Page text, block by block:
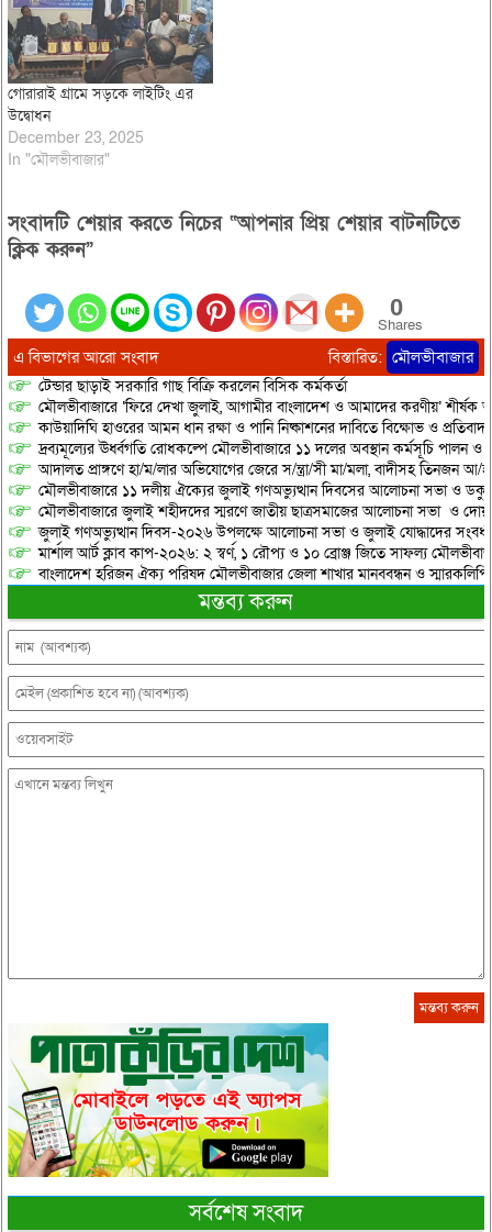
গোরারাই গ্রামে সড়কে লাইটিং এর
উদ্বোধন
December 23, 2025
In "মৌলভীবাজার"
সংবাদটি শেয়ার করতে নিচের “আপনার প্রিয় শেয়ার বাটনটিতে
ক্লিক করুন”
0
Shares
এ বিভাগের আরো সংবাদ বিস্তারিত: মৌলভীবাজার
টেন্ডার ছাড়াই সরকারি গাছ বিক্রি করলেন বিসিক কর্মকর্তা
মৌলভীবাজারে ‘ফিরে দেখা জুলাই, আগামীর বাংলাদেশ ও আমাদের করণীয়’ শীর্ষক
কাউয়াদিঘি হাওরের আমন ধান রক্ষা ও পানি নিষ্কাশনের দাবিতে বিক্ষোভ ও
দ্রব্যমূল্যের ঊর্ধ্বগতি রোধকল্পে মৌলভীবাজারে ১১ দলের অবস্থান কর্মসূচি পালন ও
আদালত প্রাঙ্গণে হা/ম/লার অভিযোগের জেরে স/ন্ত্রা/সী মা/মলা, বাদীসহ তিনজন আ/
মৌলভীবাজারে ১১ দলীয় ঐক্যের জুলাই গণঅভ্যুত্থান দিবসের আলোচনা সভা ও
মৌলভীবাজারে জুলাই শহীদদের স্মরণে জাতীয় ছাত্রসমাজের আলোচনা সভা ও
জুলাই গণঅভ্যুত্থান দিবস-২০২৬ উপলক্ষে আলোচনা সভা ও জুলাই যোদ্ধাদের
মার্শাল আর্ট ক্লাব কাপ-২০২৬: ২ স্বর্ণ, ১ রৌপ্য ও ১০ ব্রোঞ্জ জিতে সাফল্য
বাংলাদেশ হরিজন ঐক্য পরিষদ মৌলভীবাজার জেলা শাখার মানববন্ধন ও স্মারকলিপি
মন্তব্য করুন
সর্বশেষ সংবাদ